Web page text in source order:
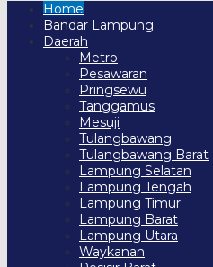
Home
Bandar Lampung
Daerah
Metro
Pesawaran
Pringsewu
Tanggamus
Mesuji
Tulangbawang
Tulangbawang Barat
Lampung Selatan
Lampung Tengah
Lampung Timur
Lampung Barat
Lampung Utara
Waykanan